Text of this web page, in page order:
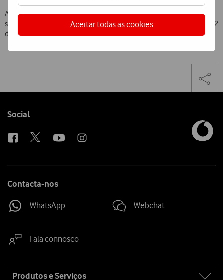
Aceitar todas as cookies
As candidaturas podem ser submetidas a partir de hoje no
site do movimento Portugal #EntraEmCenae decorrem até ao dia 22
de maio.
social
Facebook
Follow
Social
Contacta-nos
WhatsApp Webchat
Fala connosco
Produtos e Serviços